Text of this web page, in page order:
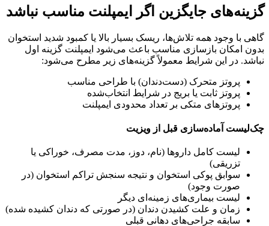
گزینه‌های جایگزین اگر ایمپلنت مناسب نباشد
گاهی با وجود همه تلاش‌ها، ریسک بسیار بالا یا کمبود شدید استخوان
بدون امکان بازسازی مناسب باعث می‌شود ایمپلنت گزینه اول
نباشد. در این شرایط معمولاً گزینه‌های زیر مطرح می‌شود:
پروتز متحرک (دست‌دندان) با طراحی مناسب
پروتز ثابت یا بریج در شرایط انتخاب‌شده
پروتزهای متکی بر تعداد محدودی ایمپلنت
چک‌لیست آماده‌سازی قبل از ویزیت
لیست کامل داروها (نام، دوز، مدت مصرف، خوراکی یا
تزریقی)
سوابق پوکی استخوان و نتیجه سنجش تراکم استخوان (در
صورت وجود)
لیست بیماری‌های زمینه‌ای دیگر
زمان و علت کشیدن دندان (در صورتی که دندان کشیده شده)
سابقه جراحی‌های دهانی قبلی